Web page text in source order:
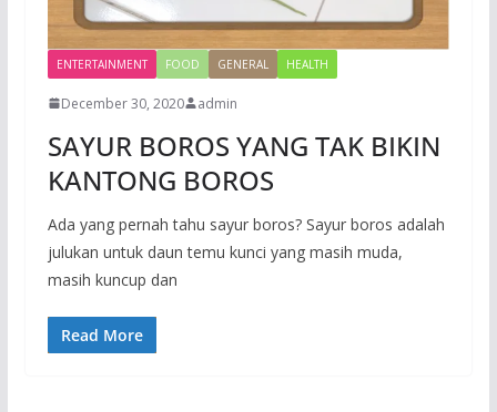
ENTERTAINMENT FOOD GENERAL HEALTH
December 30, 2020 admin
SAYUR BOROS YANG TAK BIKIN
KANTONG BOROS
Ada yang pernah tahu sayur boros? Sayur boros adalah
julukan untuk daun temu kunci yang masih muda,
masih kuncup dan
Read More